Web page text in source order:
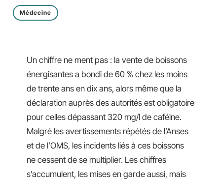
Médecine
Un chiffre ne ment pas : la vente de boissons
énergisantes a bondi de 60 % chez les moins
de trente ans en dix ans, alors même que la
déclaration auprès des autorités est obligatoire
pour celles dépassant 320 mg/l de caféine.
Malgré les avertissements répétés de l’Anses
et de l’OMS, les incidents liés à ces boissons
ne cessent de se multiplier. Les chiffres
s’accumulent, les mises en garde aussi, mais